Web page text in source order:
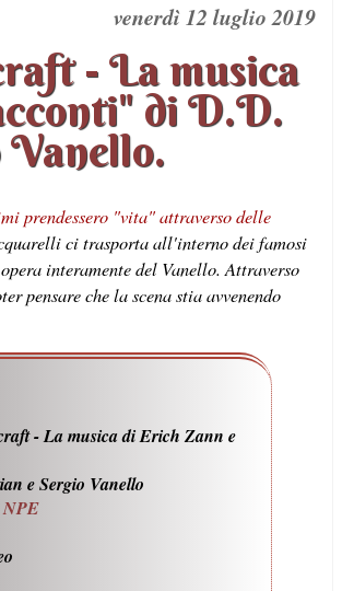
venerdì 12 luglio 2019
- La musica
di D.D.
Vanello.
prendessero "vita" attraverso delle
ci trasporta all'interno dei famosi
interamente del Vanello. Attraverso
pensare che la scena stia avvenendo
- La musica di Erich Zann e
e Sergio Vanello